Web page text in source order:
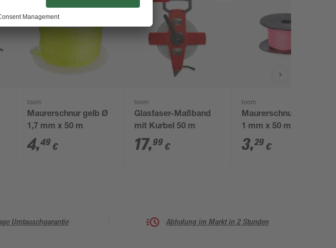
toom
Maurerschnur gelb Ø
1,7 mm x 50 m
4,49 €
toom
Glasfaser-Maßband
mit Kurbel 50 m
17,99 €
toom
Maurerschnur pink Ø
1 mm x 50 m
3,29 €
Umtauschgarantie Abholung im Markt in 2 Stunden